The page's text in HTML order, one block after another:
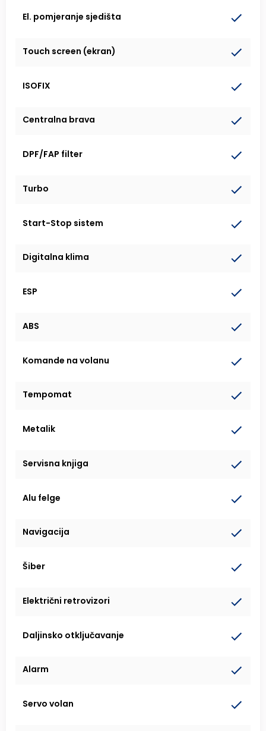
El. pomjeranje sjedišta
Touch screen (ekran)
ISOFIX
Centralna brava
DPF/FAP filter
Turbo
Start-Stop sistem
Digitalna klima
ESP
ABS
Komande na volanu
Tempomat
Metalik
Servisna knjiga
Alu felge
Navigacija
Šiber
Električni retrovizori
Daljinsko otključavanje
Alarm
Servo volan